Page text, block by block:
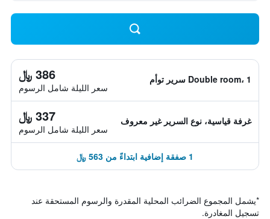
Double room، 1 سرير توأم 386 ﷼
سعر الليلة شامل الرسوم
غرفة قياسية، نوع السرير غير معروف 337 ﷼
سعر الليلة شامل الرسوم
1 صفقة إضافية ابتداءً من 563 ﷼
*يشمل المجموع الضرائب المحلية المقدرة والرسوم المستحقة عند
تسجيل المغادرة.